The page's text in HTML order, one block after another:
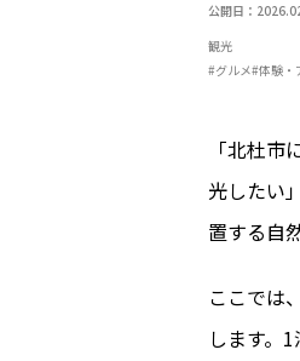
公開日：
観光
#グルメ#体験・
「北杜
光したい
置する自
ここでは
します。